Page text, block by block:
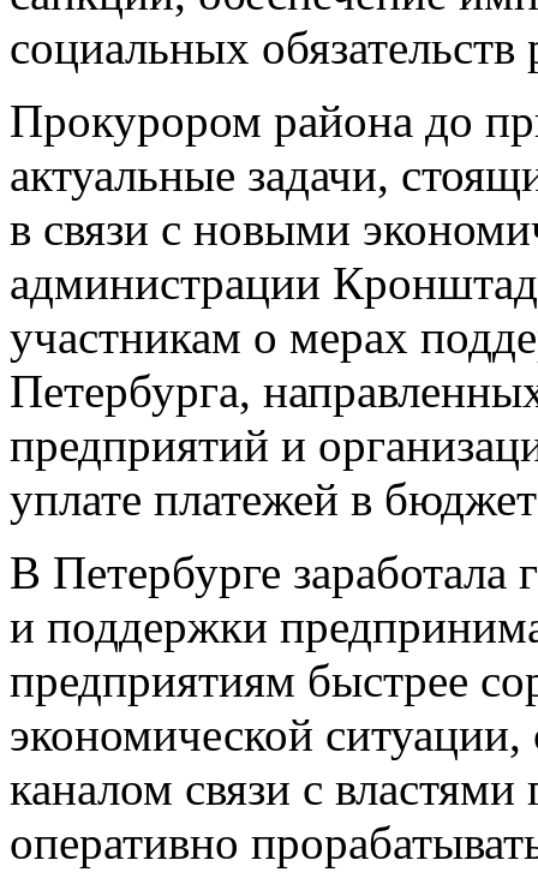
социальных обязательств
Прокурором района до
актуальные задачи,
в связи с новыми
администрации
участникам о мерах
Петербурга,
предприятий и
уплате платежей в
В Петербурге заработала
и поддержки
предприятиям быстрее
экономической
каналом связи с
оперативно